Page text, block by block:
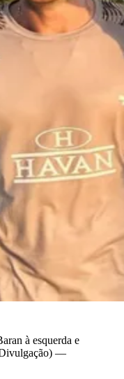
à esquerda e
—